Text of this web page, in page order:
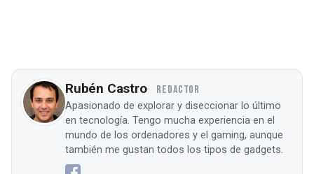
Rubén Castro REDACTOR
Apasionado de explorar y diseccionar lo último
en tecnología. Tengo mucha experiencia en el
mundo de los ordenadores y el gaming, aunque
también me gustan todos los tipos de gadgets.